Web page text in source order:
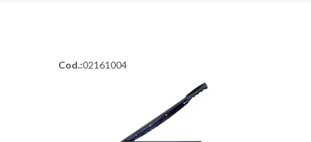
Cod.:02161004